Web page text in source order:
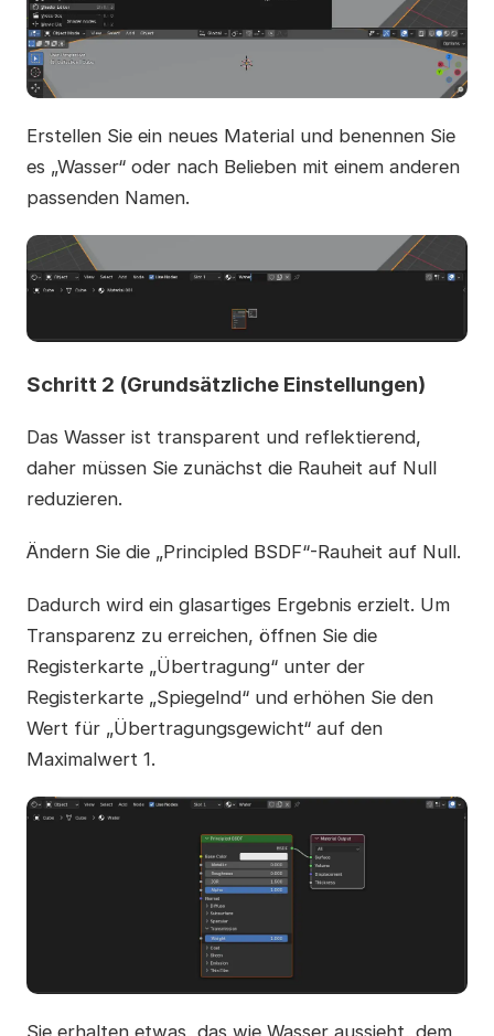
Erstellen Sie ein neues Material und benennen Sie
es „Wasser“ oder nach Belieben mit einem anderen
passenden Namen.
Schritt 2 (Grundsätzliche Einstellungen)
Das Wasser ist transparent und reflektierend,
daher müssen Sie zunächst die Rauheit auf Null
reduzieren.
Ändern Sie die „Principled BSDF“-Rauheit auf Null.
Dadurch wird ein glasartiges Ergebnis erzielt. Um
Transparenz zu erreichen, öffnen Sie die
Registerkarte „Übertragung“ unter der
Registerkarte „Spiegelnd“ und erhöhen Sie den
Wert für „Übertragungsgewicht“ auf den
Maximalwert 1.
Sie erhalten etwas, das wie Wasser aussieht, dem